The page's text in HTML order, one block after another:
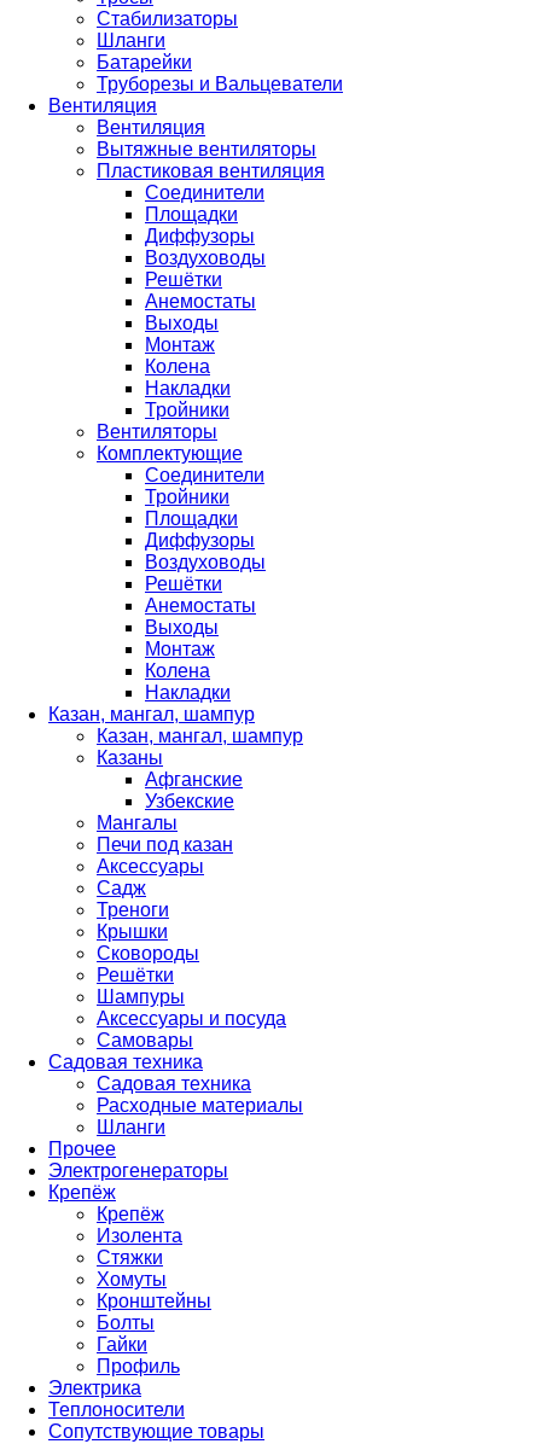
Стабилизаторы
Шланги
Батарейки
Труборезы и Вальцеватели
Вентиляция
Вентиляция
Вытяжные вентиляторы
Пластиковая вентиляция
Соединители
Площадки
Диффузоры
Воздуховоды
Решётки
Анемостаты
Выходы
Монтаж
Колена
Накладки
Тройники
Вентиляторы
Комплектующие
Соединители
Тройники
Площадки
Диффузоры
Воздуховоды
Решётки
Анемостаты
Выходы
Монтаж
Колена
Накладки
Казан, мангал, шампур
Казан, мангал, шампур
Казаны
Афганские
Узбекские
Мангалы
Печи под казан
Аксессуары
Садж
Треноги
Крышки
Сковороды
Решётки
Шампуры
Аксессуары и посуда
Самовары
Садовая техника
Садовая техника
Расходные материалы
Шланги
Прочее
Электрогенераторы
Крепёж
Крепёж
Изолента
Стяжки
Хомуты
Кронштейны
Болты
Гайки
Профиль
Электрика
Теплоносители
Сопутствующие товары